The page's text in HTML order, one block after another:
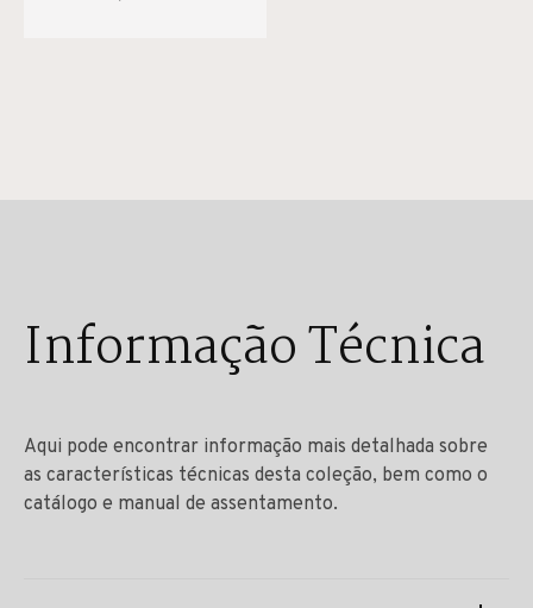
Informação Técnica
Aqui pode encontrar informação mais detalhada sobre
as características técnicas desta coleção, bem como o
catálogo e manual de assentamento.